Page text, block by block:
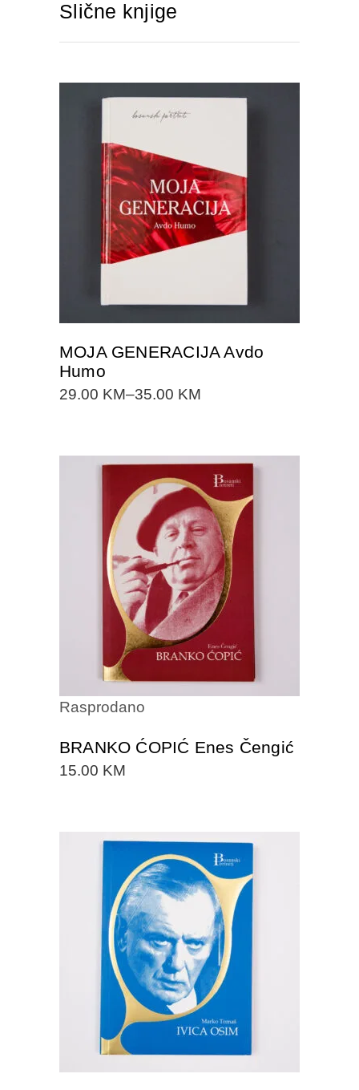
Slične knjige
IZABERITE OPCIJU
MOJA GENERACIJA Avdo
Humo
29.00 KM–35.00 KM
Rasprodano
DODAJTE U KORPU
BRANKO ĆOPIĆ Enes Čengić
15.00 KM
DODAJTE U KORPU